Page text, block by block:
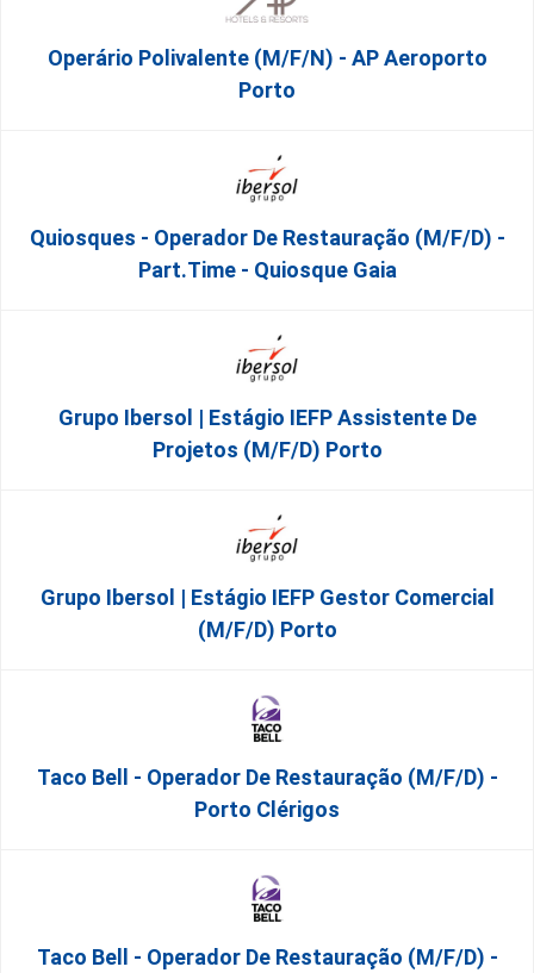
Operário Polivalente (m/f/n) - AP Aeroporto
Porto
Quiosques - Operador De Restauração (m/f/d) -
Part.time - Quiosque Gaia
Grupo Ibersol | Estágio IEFP Assistente De
Projetos (m/f/d) Porto
Grupo Ibersol | Estágio IEFP Gestor Comercial
(m/f/d) Porto
Taco Bell - Operador De Restauração (m/f/d) -
Porto Clérigos
Taco Bell - Operador De Restauração (m/f/d) -